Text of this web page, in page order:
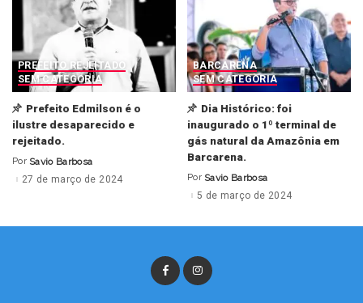
PREFEITO REJEITADO
SEM CATEGORIA
Prefeito Edmilson é o
ilustre desaparecido e
rejeitado.
Posted
by
Por Savio Barbosa
27 de março de 2024
BARCARENA
SEM CATEGORIA
Dia Histórico: foi
inaugurado o 1º terminal de
gás natural da Amazônia em
Barcarena.
Posted
by
Por Savio Barbosa
5 de março de 2024